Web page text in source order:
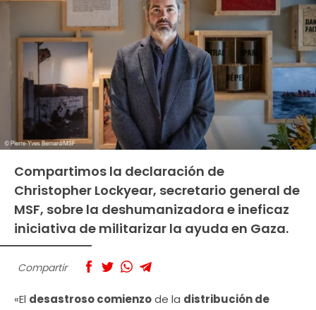
Compartimos la declaración de
Christopher Lockyear, secretario general de
MSF, sobre la deshumanizadora e ineficaz
iniciativa de militarizar la ayuda en Gaza.
Compartir
«El desastroso comienzode la distribución de